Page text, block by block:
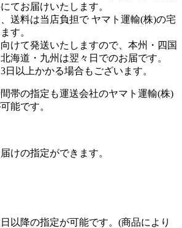
てお届けいたします。
送料は当店負担で ヤマト運輸(株)の宅
す。
けて発送いたしますので、本州・四国
海道・九州は翌々日でのお届です。
日以上かかる場合もございます。
帯の指定も運送会社のヤマト運輸(株)
能です。
けの指定ができます。
以降の指定が可能です。(商品により